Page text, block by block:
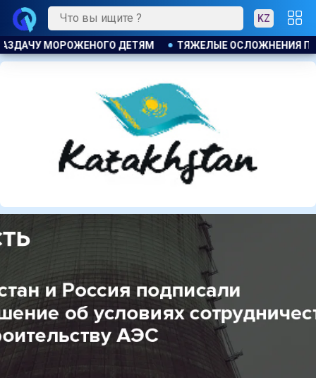
KZ
ПОСЛЕ ЛИПОСАКЦИИ ПРИВЕЛИ К ГРОМКОМУ